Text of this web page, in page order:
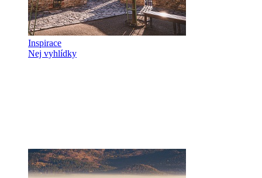
Inspirace
Nej vyhlídky